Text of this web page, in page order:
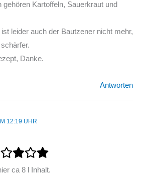
Kartoffeln, Sauerkraut und
leider auch der Bautzener nicht mehr,
Danke.
Antworten
12:19 UHR
ca 8 l Inhalt.